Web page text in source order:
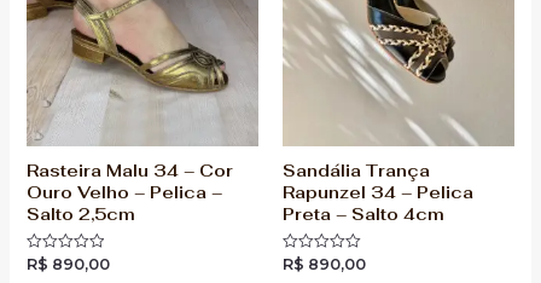
Rasteira Malu 34 – Cor
Ouro Velho – Pelica –
Salto 2,5cm
Avaliação
R$ 890,00
Sandália Trança
Rapunzel 34 – Pelica
Preta – Salto 4cm
Avaliação
R$ 890,00